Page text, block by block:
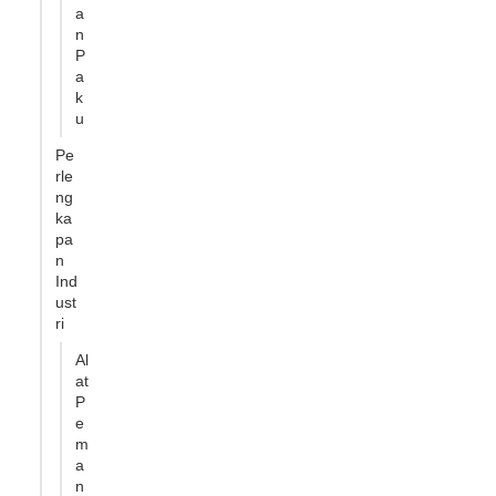
a
n
P
a
k
u
Pe
rle
ng
ka
pa
n
Ind
ust
ri
Al
at
P
e
m
a
n